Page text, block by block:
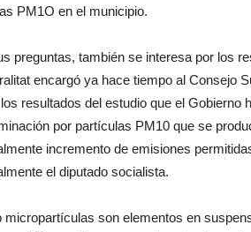
PM1O en el municipio.
preguntas, también se interesa por los
encargó ya hace tiempo al Consejo
resultados del estudio que el Gobierno
por partículas PM10 que se
incremento de emisiones
el diputado socialista.
son elementos en